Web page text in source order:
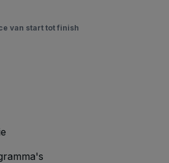
van start tot finish